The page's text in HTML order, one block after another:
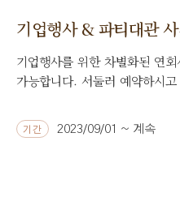
기업행사 & 파티대관
기업행사를 위한 차별화된 연
가능합니다. 서둘러 예약하시
기간 2023/09/01 ~ 계속